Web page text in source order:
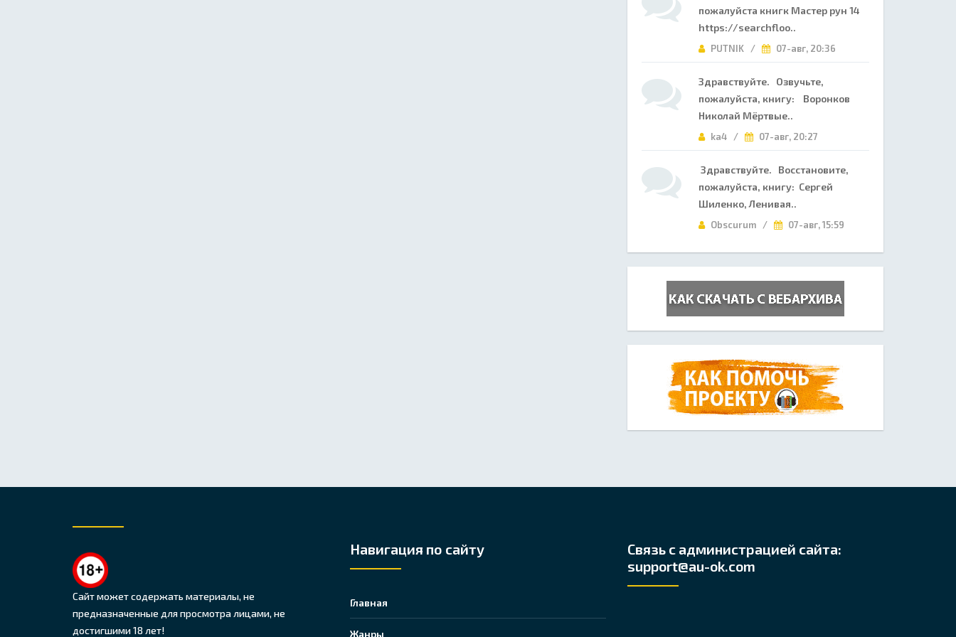
пожалуйста книгк Мастер рун 14
https://searchfloo..
PUTNIK / 07-авг, 20:36
Здравствуйте. Озвучьте,
пожалуйста, книгу: Воронков
Николай Мёртвые..
ka4 / 07-авг, 20:27
Здравствуйте. Восстановите,
пожалуйста, книгу: Сергей
Шиленко, Ленивая..
Obscurum / 07-авг, 15:59
Сайт может содержать материалы, не
предназначенные для просмотра лицами, не
достигшими 18 лет!
Навигация по сайту
Главная
Жанры
Связь с администрацией сайта:
support@au-ok.com